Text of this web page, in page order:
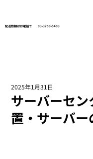
配送依頼はお電話で 03-3750-5403
サーバーセ
置・サーバ
2025年1月31日